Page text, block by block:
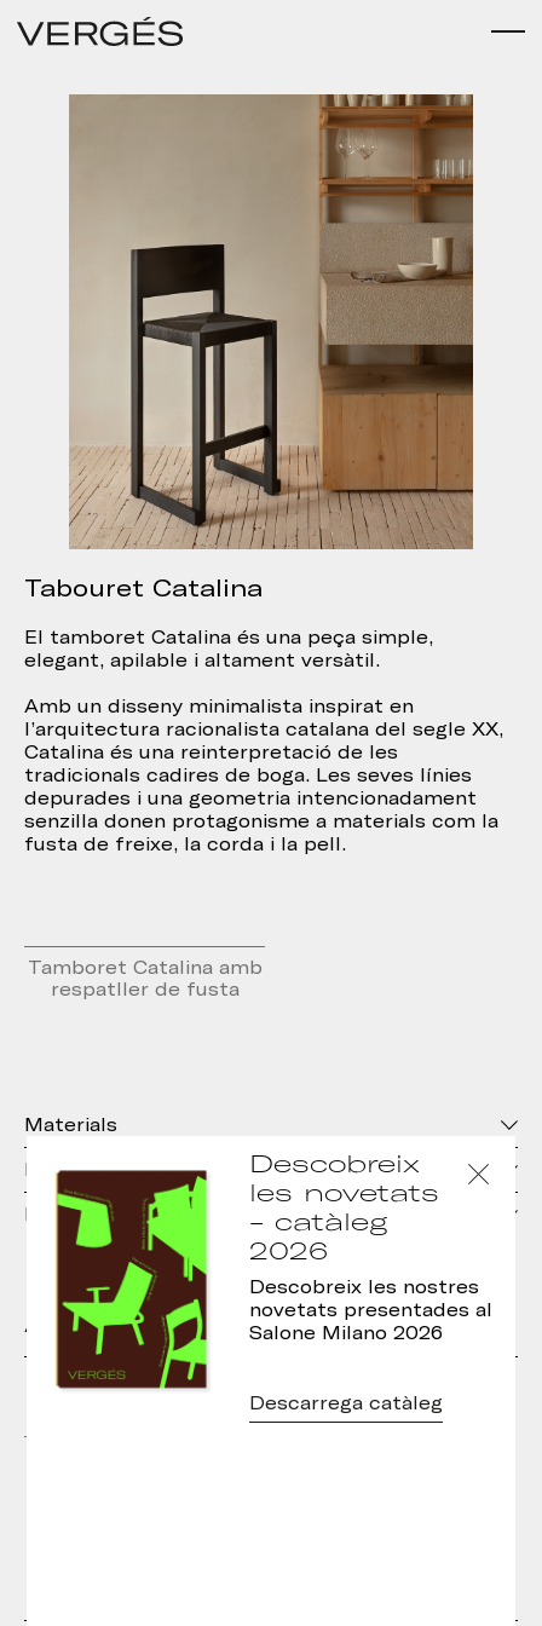
Tabouret Catalina
El tamboret Catalina és una peça simple,
elegant, apilable i altament versàtil.
Amb un disseny minimalista inspirat en
l’arquitectura racionalista catalana del segle XX,
Catalina és una reinterpretació de les
tradicionals cadires de boga. Les seves línies
depurades i una geometria intencionadament
senzilla donen protagonisme a materials com la
fusta de freixe, la corda i la pell.
Tamboret Catalina amb
respatller de fusta
Materials
Dimensions
Descàrregues
Altres models de la col·lecció
Descobreix
les novetats
- catàleg
2026
Descobreix les nostres
novetats presentades al
Salone Milano 2026
Descarrega catàleg